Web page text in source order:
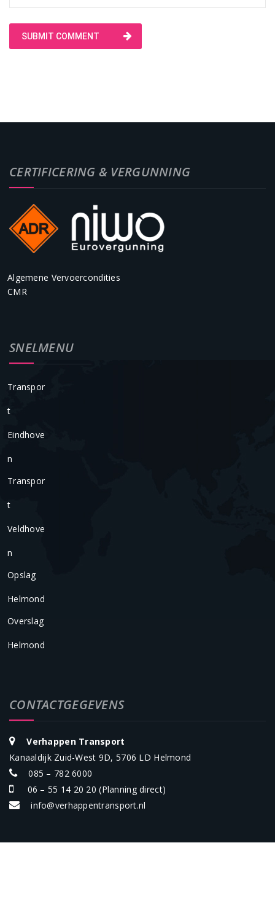
CERTIFICERING & VERGUNNING
Algemene Vervoercondities
CMR
SNELMENU
Transpor
T
Eindhove
N
Transpor
T
Veldhove
N
Opslag
Helmond
Overslag
Helmond
CONTACTGEGEVENS
Verhappen Transport
Kanaaldijk Zuid-West 9D, 5706 LD Helmond
085 – 782 6000
06 – 55 14 20 20 (Planning direct)
info@verhappentransport.nl